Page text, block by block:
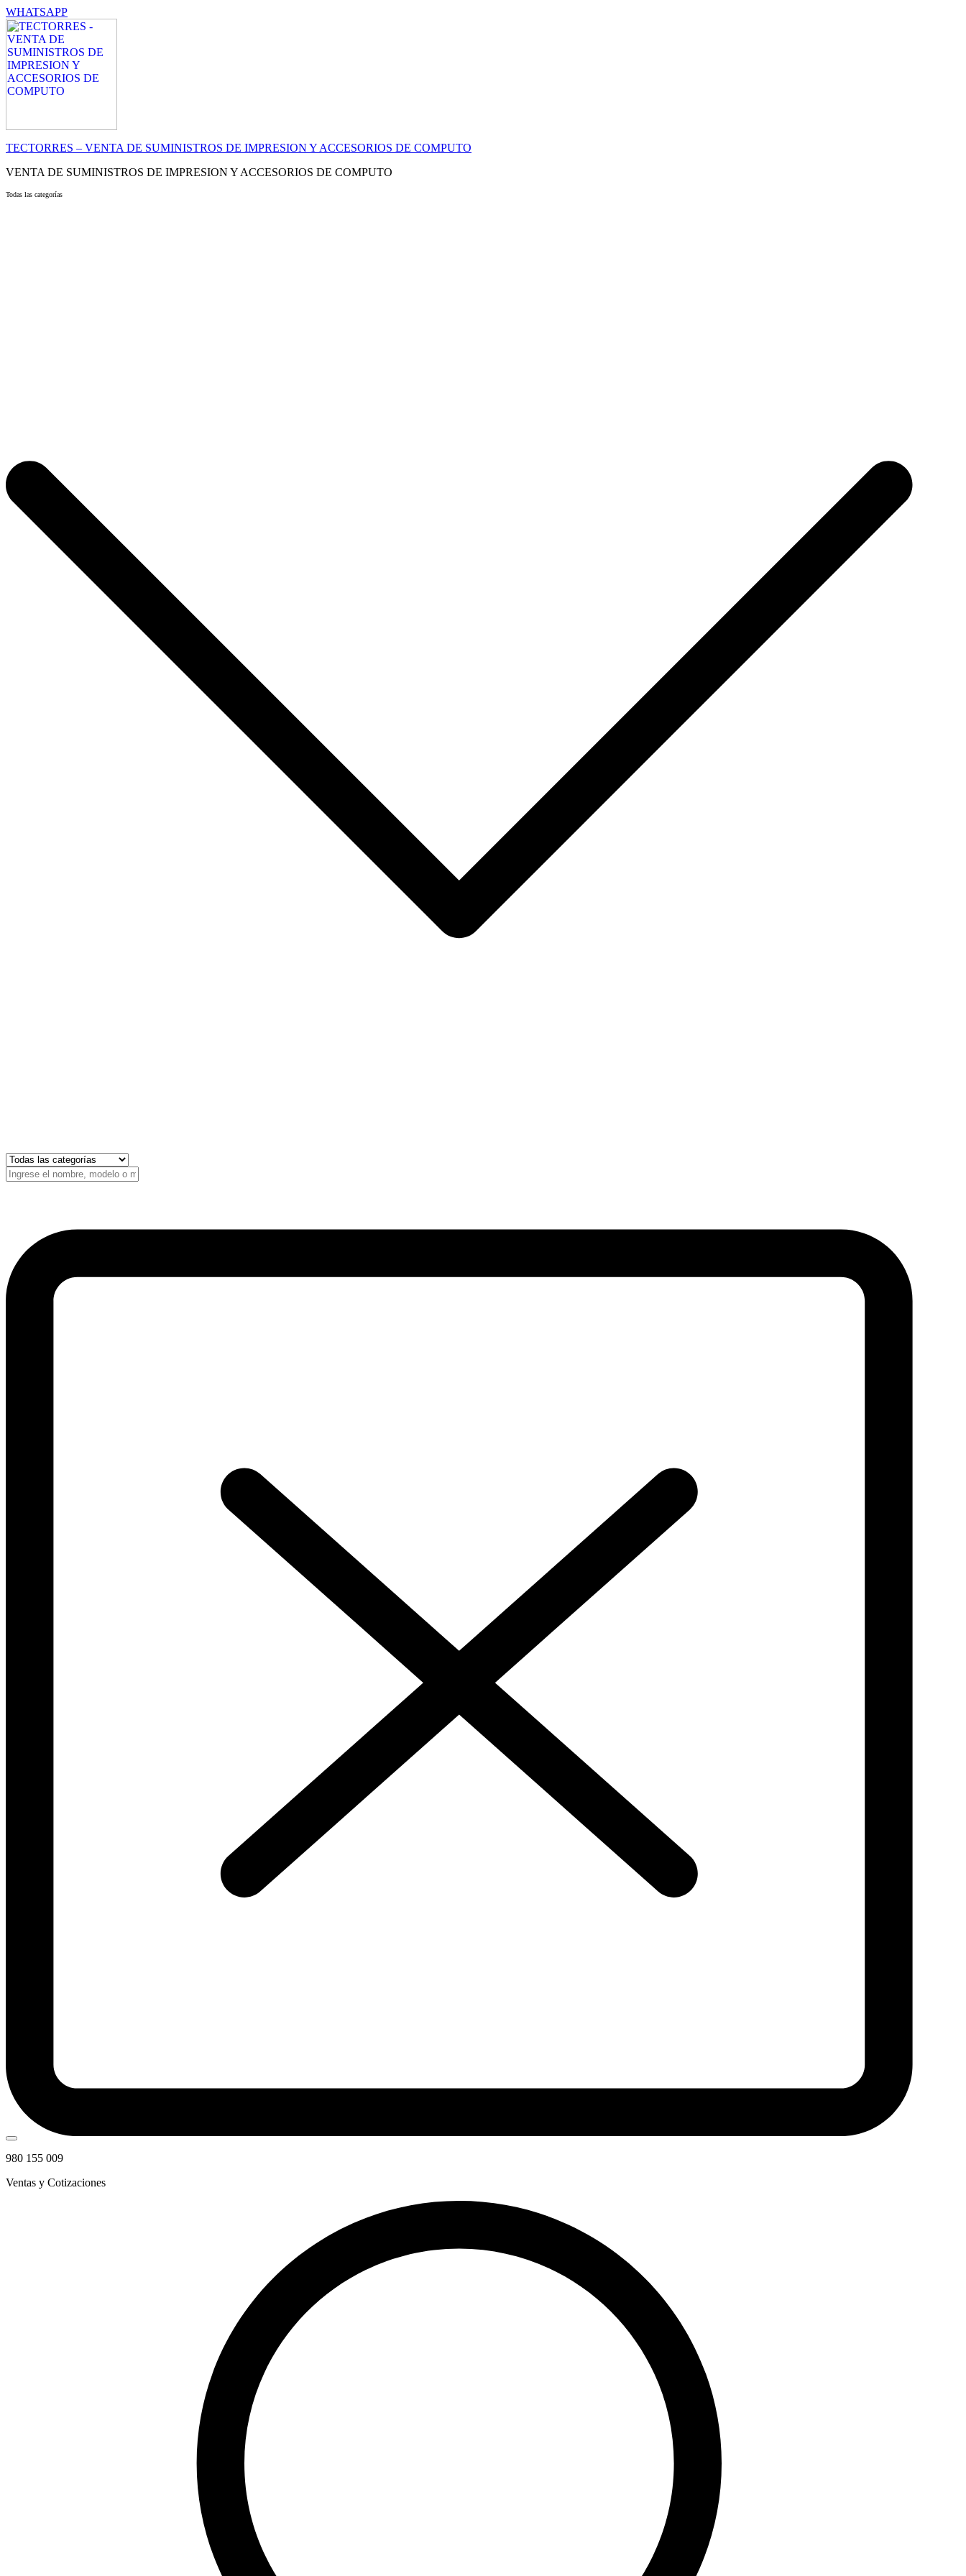
WHATSAPP
TECTORRES – VENTA DE SUMINISTROS DE IMPRESION Y ACCESORIOS DE COMPUTO
VENTA DE SUMINISTROS DE IMPRESION Y ACCESORIOS DE COMPUTO
Todas las categorías
980 155 009
Ventas y Cotizaciones